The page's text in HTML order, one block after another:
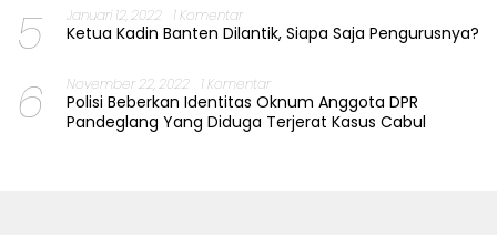
5 Januari 12, 2022 1 Komentar
Ketua Kadin Banten Dilantik, Siapa Saja Pengurusnya?
6 November 22, 2022 1 Komentar
Polisi Beberkan Identitas Oknum Anggota DPR
Pandeglang Yang Diduga Terjerat Kasus Cabul